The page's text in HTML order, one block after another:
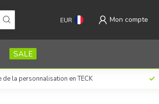
EUR Mon compte
SALE
de la personnalisation en TECK